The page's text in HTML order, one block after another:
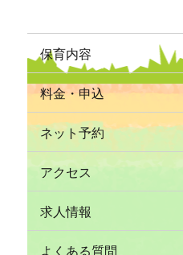
保育内容
料金・申込
ネット予約
アクセス
求人情報
よくある質問